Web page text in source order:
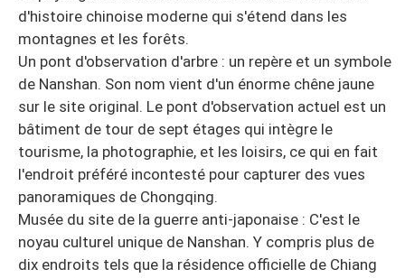
d'histoire chinoise moderne qui s'étend dans les
montagnes et les forêts.
Un pont d'observation d'arbre : un repère et un symbole
de Nanshan. Son nom vient d'un énorme chêne jaune
sur le site original. Le pont d'observation actuel est un
bâtiment de tour de sept étages qui intègre le
tourisme, la photographie, et les loisirs, ce qui en fait
l'endroit préféré incontesté pour capturer des vues
panoramiques de Chongqing.
Musée du site de la guerre anti-japonaise : C'est le
noyau culturel unique de Nanshan. Y compris plus de
dix endroits tels que la résidence officielle de Chiang